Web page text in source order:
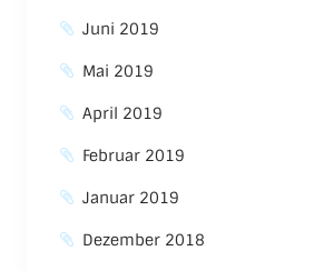
Juni 2019
Mai 2019
April 2019
Februar 2019
Januar 2019
Dezember 2018